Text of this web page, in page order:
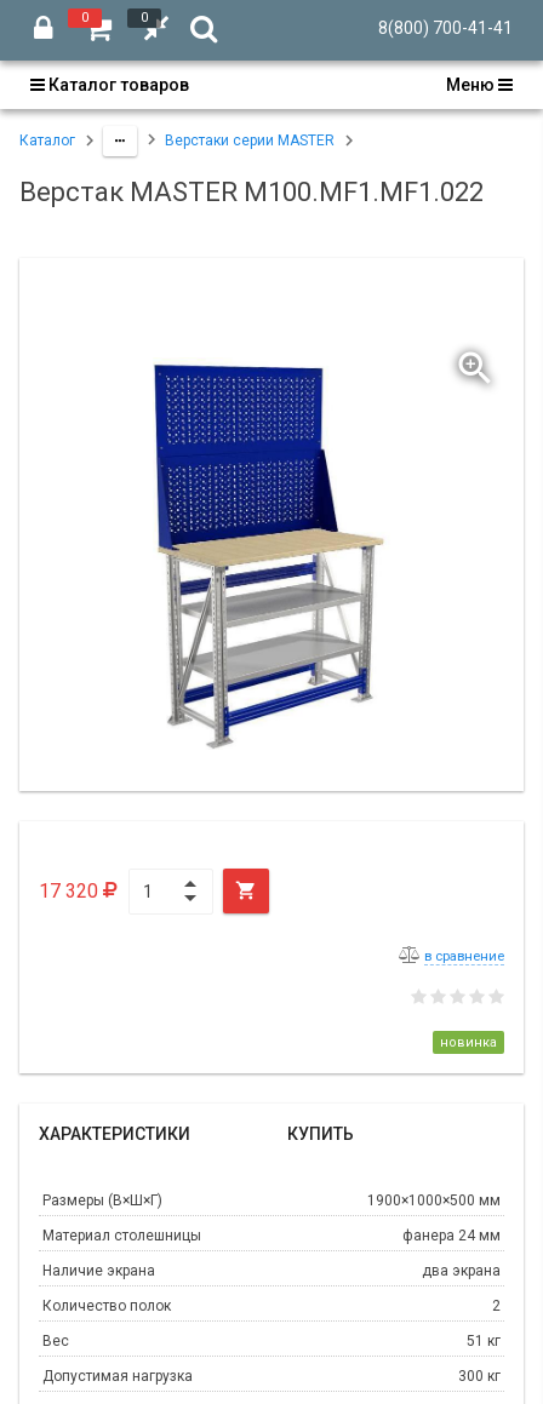
0 0
8(800) 700-41-41
Каталог товаров Меню
Каталог Верстаки серии MASTER
Верстак MASTER M100.MF1.MF1.022
17 320 
в сравнение
новинка
ХАРАКТЕРИСТИКИ КУПИТЬ
Размеры (В×Ш×Г) 1900×1000×500 мм
Материал столешницы фанера 24 мм
Наличие экрана два экрана
Количество полок 2
Вес 51 кг
Допустимая нагрузка 300 кг